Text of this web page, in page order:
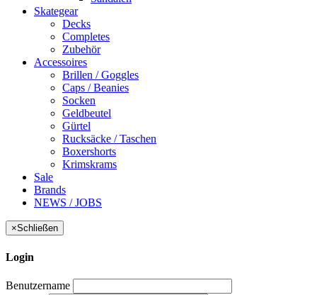
Skategear
Decks
Completes
Zubehör
Accessoires
Brillen / Goggles
Caps / Beanies
Socken
Geldbeutel
Gürtel
Rucksäcke / Taschen
Boxershorts
Krimskrams
Sale
Brands
NEWS / JOBS
×Schließen
Login
Benutzername